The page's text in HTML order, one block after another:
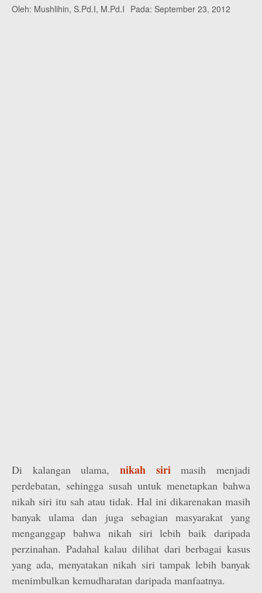
Oleh: Mushlihin, S.Pd.I, M.Pd.I Pada: September 23, 2012
Di kalangan ulama, nikah sirimasih menjadi
perdebatan, sehingga susah untuk menetapkan bahwa
nikah siri itu sah atau tidak. Hal ini dikarenakan masih
banyak ulama dan juga sebagian masyarakat yang
menganggap bahwa nikah siri lebih baik daripada
perzinahan. Padahal kalau dilihat dari berbagai kasus
yang ada, menyatakan nikah siri tampak lebih banyak
menimbulkan kemudharatan daripada manfaatnya.